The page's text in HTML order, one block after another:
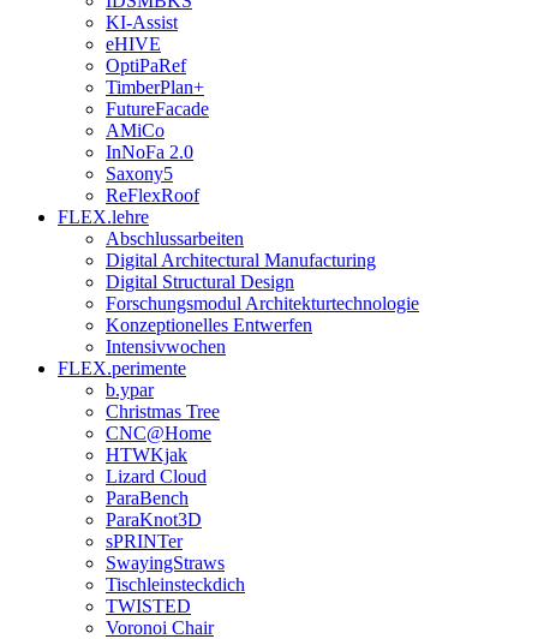
KI-Assist
eHIVE
OptiPaRef
TimberPlan+
FutureFacade
AMiCo
InNoFa 2.0
Saxony5
ReFlexRoof
FLEX.lehre
Abschlussarbeiten
Digital Architectural Manufacturing
Digital Structural Design
Forschungsmodul Architekturtechnologie
Konzeptionelles Entwerfen
Intensivwochen
FLEX.perimente
b.ypar
Christmas Tree
CNC@Home
HTWKjak
Lizard Cloud
ParaBench
ParaKnot3D
sPRINTer
SwayingStraws
Tischleinsteckdich
TWISTED
Voronoi Chair